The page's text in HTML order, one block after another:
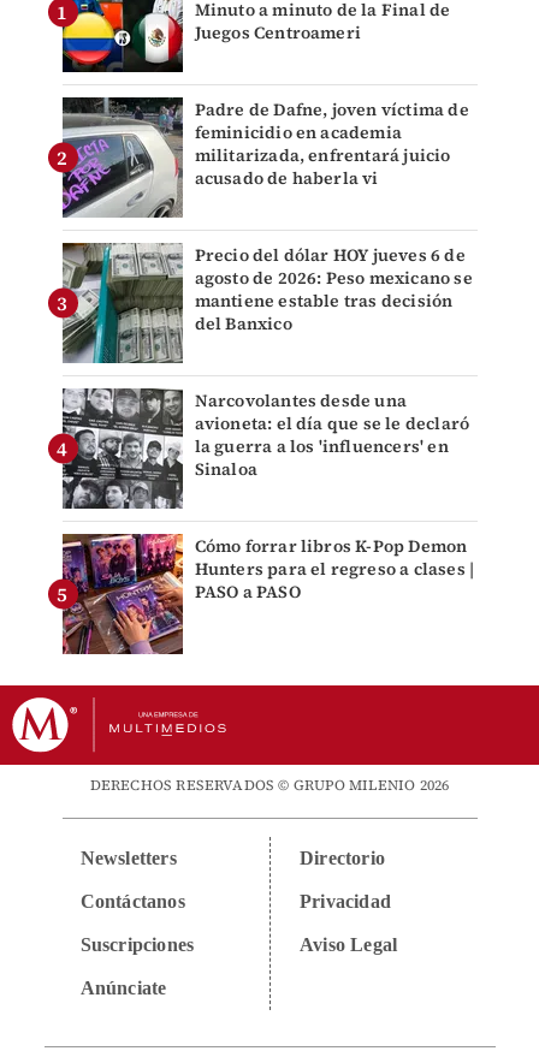
Minuto a minuto de la Final de
Juegos Centroameri
Padre de Dafne, joven víctima de
feminicidio en academia
militarizada, enfrentará juicio
acusado de haberla vi
Precio del dólar HOY jueves 6 de
agosto de 2026: Peso mexicano se
mantiene estable tras decisión
del Banxico
Narcovolantes desde una
avioneta: el día que se le declaró
la guerra a los 'influencers' en
Sinaloa
Cómo forrar libros K-Pop Demon
Hunters para el regreso a clases |
PASO a PASO
DERECHOS RESERVADOS © GRUPO MILENIO 2026
Newsletters
Contáctanos
Suscripciones
Anúnciate
Directorio
Privacidad
Aviso Legal